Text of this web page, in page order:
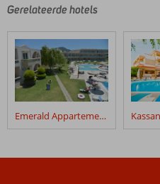
door
klanten
geschreven
na
hun
The
Gerelateerde hotels
Emerald Appartementen